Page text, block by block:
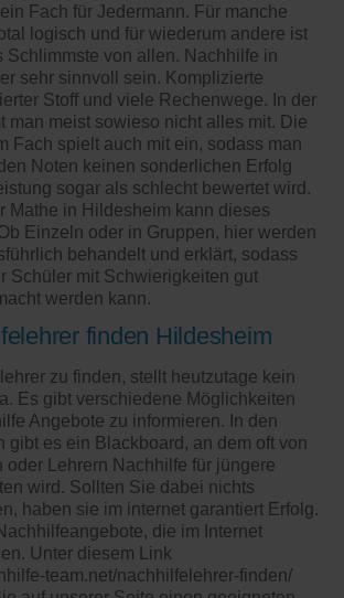
Fach für Jedermann. Für manche
logisch und für wiederum andere ist
Schlimmste von allen. Nachhilfe in
sehr sinnvoll sein. Komplizierte
Stoff und viele Rechenwege. In der
man meist sowieso nicht alles mit. Die
Fach spielt auch mit ein, sodass man
Noten keinen sonderlichen Erfolg
sogar als schlecht bewertet wird.
Mathe in Hildesheim kann dieses
Einzeln oder in Gruppen, hier werden
behandelt und erklärt, sodass
Schüler mit Schwierigkeiten gut
werden kann.
finden Hildesheim
zu finden, stellt heutzutage kein
Es gibt verschiedene Möglichkeiten
Angebote zu informieren. In den
gibt es ein Blackboard, an dem oft von
oder Lehrern Nachhilfe für jüngere
wird. Sollten Sie dabei nichts
haben sie im internet garantiert Erfolg.
die im Internet
Unter diesem Link
team.net/nachhilfelehrer-finden/